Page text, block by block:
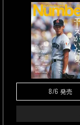
8/6 発売